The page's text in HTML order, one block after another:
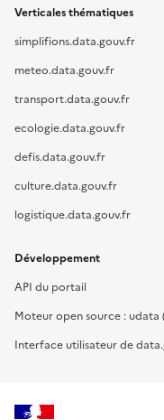
Verticales thématiques
simplifions.data.gouv.fr
meteo.data.gouv.fr
transport.data.gouv.fr
ecologie.data.gouv.fr
defis.data.gouv.fr
culture.data.gouv.fr
logistique.data.gouv.fr
Développement
API du portail
Moteur open source : udata
Interface utilisateur de